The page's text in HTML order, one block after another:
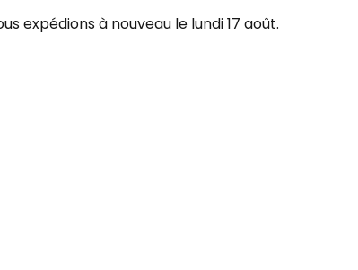
expédions à nouveau le lundi 17 août.